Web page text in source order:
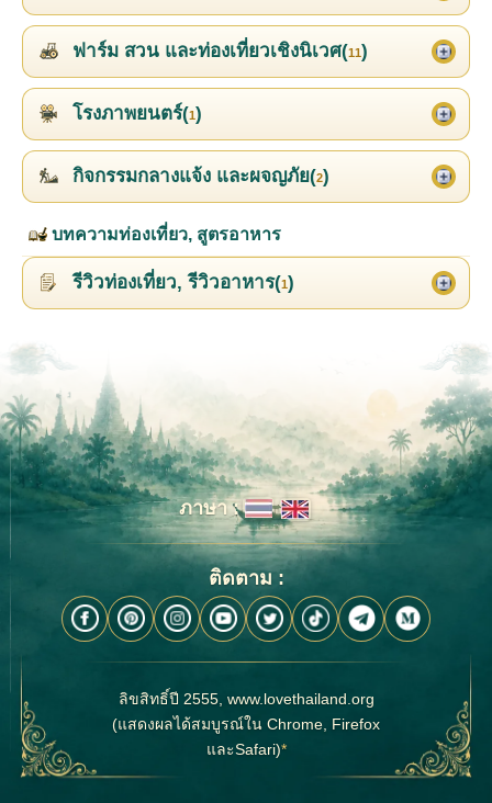
ฟาร์ม สวน และท่องเที่ยวเชิงนิเวศ(11)
โรงภาพยนตร์(1)
กิจกรรมกลางแจ้ง และผจญภัย(2)
บทความท่องเที่ยว, สูตรอาหาร
รีวิวท่องเที่ยว, รีวิวอาหาร(1)
ภาษา :
ติดตาม :
ลิขสิทธิ์ปี 2555, www.lovethailand.org
(แสดงผลได้สมบูรณ์ใน Chrome, Firefox
และSafari)*